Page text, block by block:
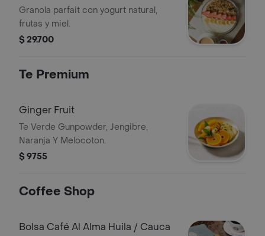
Granola parfait con yogurt natural,
frutas y miel.
$ 29.700
Te Premium
Ginger Fruit
Te Verde Gunpowder, Jengibre,
Naranja Y Melocoton.
$ 9755
Coffee Shop
Bolsa Café Al Alma Huila / Cauca